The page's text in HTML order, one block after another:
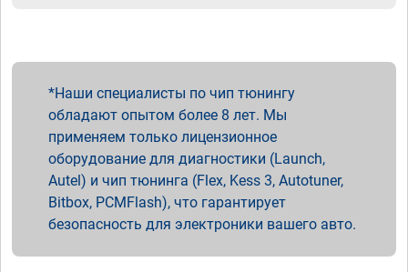
Наши специалисты по чип тюнингу
обладают опытом более 8 лет. Мы
применяем только лицензионное
оборудование для диагностики (Launch,
Autel) и чип тюнинга (Flex, Kess 3, Autotuner,
Bitbox, PCMFlash), что гарантирует
безопасность для электроники вашего авто.